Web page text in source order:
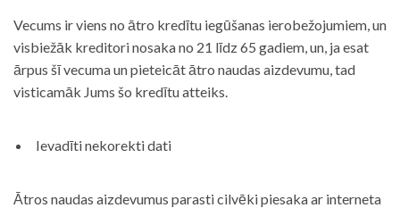
Vecums ir viens no ātro kredītu iegūšanas ierobežojumiem, un
visbiežāk kreditori nosaka no 21 līdz 65 gadiem, un, ja esat
ārpus šī vecuma un pieteicāt ātro naudas aizdevumu, tad
visticamāk Jums šo kredītu atteiks.
Ievadīti nekorekti dati
Ātros naudas aizdevumus parasti cilvēki piesaka ar interneta